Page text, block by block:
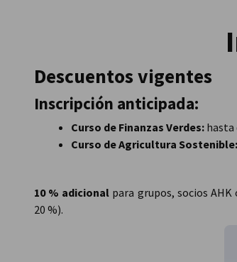
Descuentos vigentes
Inscripción anticipada:
Curso de Finanzas Verdes: hasta
Curso de Agricultura Sostenible:
10 % adicional para grupos, socios
20 %).